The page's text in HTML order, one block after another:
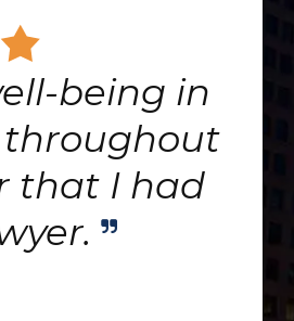
being in
that I had